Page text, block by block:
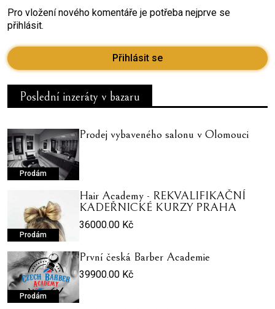
Pro vložení nového komentáře je potřeba nejprve se
přihlásit.
Přihlásit se
Poslední inzeráty v bazaru
Prodám
Prodej vybaveného salonu v Olomouci
Prodám
Hair Academy - REKVALIFIKAČNÍ
KADEŘNICKÉ KURZY PRAHA
36000.00 Kč
Prodám
První česká Barber Academie
39900.00 Kč